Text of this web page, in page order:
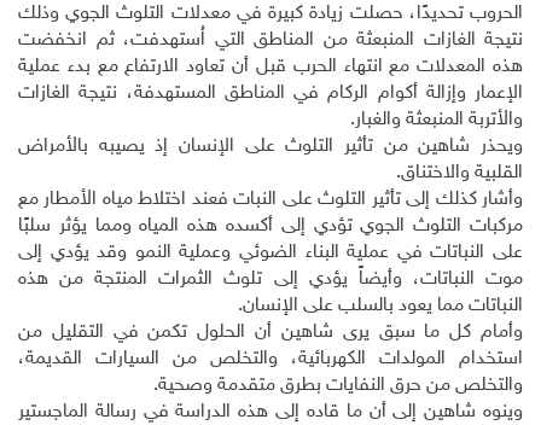
الحروب تحديدًا، حصلت زيادة كبيرة في معدلات التلوث الجوي وذلك
نتيجة الغازات المنبعثة من المناطق التي اُستهدفت، ثم انخفضت
هذه المعدلات مع انتهاء الحرب قبل أن تعاود الارتفاع مع بدء عملية
الإعمار وإزالة أكوام الركام في المناطق المستهدفة، نتيجة الغازات
والأتربة المنبعثة والغبار.
ويحذر شاهين من تأثير التلوث على الإنسان إذ يصيبه بالأمراض
القلبية والاختناق.
وأشار كذلك إلى تأثير التلوث على النبات فعند اختلاط مياه الأمطار مع
مركبات التلوث الجوي تؤدي إلى أكسده هذه المياه ومما يؤثر سلبًا
على النباتات في عملية البناء الضوئي وعملية النمو وقد يؤدي إلى
موت النباتات، وأيضاً يؤدي إلى تلوث الثمرات المنتجة من هذه
النباتات مما يعود بالسلب على الإنسان.
وأمام كل ما سبق يرى شاهين أن الحلول تكمن في التقليل من
استخدام المولدات الكهربائية، والتخلص من السيارات القديمة،
والتخلص من حرق النفايات بطرق متقدمة وصحية.
وينوه شاهين إلى أن ما قاده إلى هذه الدراسة في رسالة الماجستير